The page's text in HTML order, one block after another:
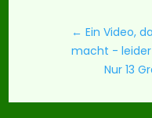
←Ein Video,
macht -
Nur 13